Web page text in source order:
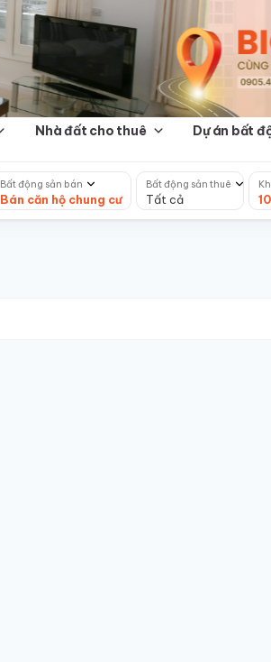
Nhà đất cho thuê Dự án bất
Bất động sản bán
Bán căn hộ chung cư
Bất động sản thuê
Tất cả